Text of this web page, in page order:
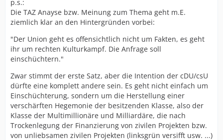
Amadeu Antonio Stiftung
Peta Deutschland
Animal Rights Watch
Foodwatch
Dezernat Zukunft
Deutsche Umwelthilfe
Agora Agrar
Agora Energiewende
p.s.:
Die TAZ Anayse bzw. Meinung zum Thema geht m.E.
ziemlich klar an den Hintergründen vorbei:
"Der Union geht es offensichtlich nicht um Fakten, es geht
ihr um rechten Kulturkampf. Die Anfrage soll
einschüchtern."
Zwar stimmt der erste Satz, aber die Intention der cDU/csU
dürfte eine komplett andere sein. Es geht nicht einfach um
Einschüchterung, sondern um die Herstellung einer
verschärften Hegemonie der besitzenden Klasse, also der
Klasse der Multimillionäre und Milliardäre, die nach
Trockenlegung der Finanzierung von zivilen Projekten bzw.
von unliebsamen zivilen Projekten (linksgrün versifft usw. ...)